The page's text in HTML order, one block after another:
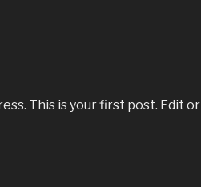
This is your first post. Edit